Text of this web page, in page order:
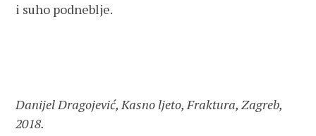
i suho podneblje.
Danijel Dragojević, Kasno ljeto, Fraktura, Zagreb,
2018.